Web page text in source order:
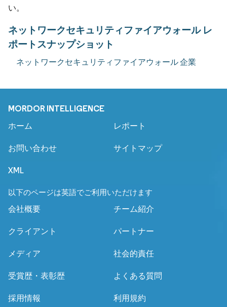
い。
ネットワークセキュリティファイアウォール レ
ポートスナップショット
ネットワークセキュリティファイアウォール 企業
MORDOR INTELLIGENCE
ホーム レポート
お問い合わせ サイトマップ
XML
以下のページは英語でご利用いただけます
会社概要
チーム紹介
クライアント パートナー
メディア 社会的責任
受賞歴・表彰歴 よくある質問
採用情報 利用規約